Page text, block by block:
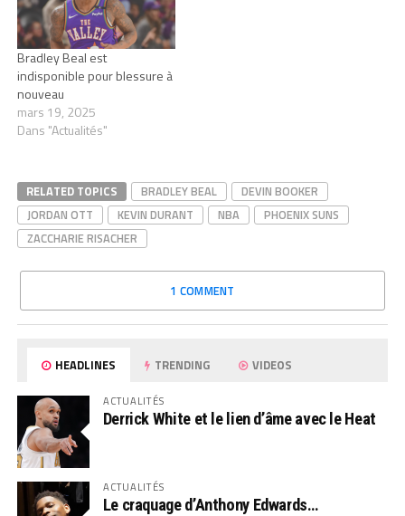
Bradley Beal est
indisponible pour blessure à
nouveau
mars 19, 2025
Dans "Actualités"
RELATED TOPICS BRADLEY BEAL
DEVIN BOOKER
JORDAN OTT
KEVIN DURANT NBA
PHOENIX SUNS
ZACCHARIE RISACHER
1 COMMENT
HEADLINES TRENDING VIDEOS
ACTUALITÉS
Derrick White et le lien d’âme avec le Heat
ACTUALITÉS
Le craquage d’Anthony Edwards…